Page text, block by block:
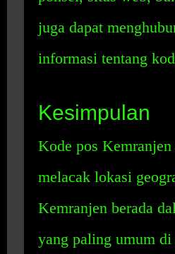
juga dapat
informasi tentang
Kesimpulan
Kode pos
melacak lokasi
Kemranjen berada
yang paling umum di